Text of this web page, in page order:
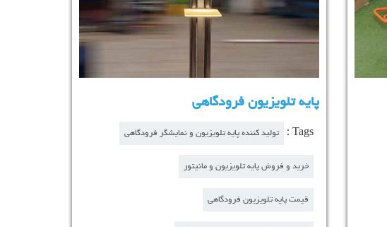
پایه تلویزیون فرودگاهی
Tags : تولید کننده پایه تلویزیون و نمایشگر فرودگاهی
خرید و فروش پایه تلویزیون و مانیتور
قیمت پایه تلویزیون فرودگاهی و کرج